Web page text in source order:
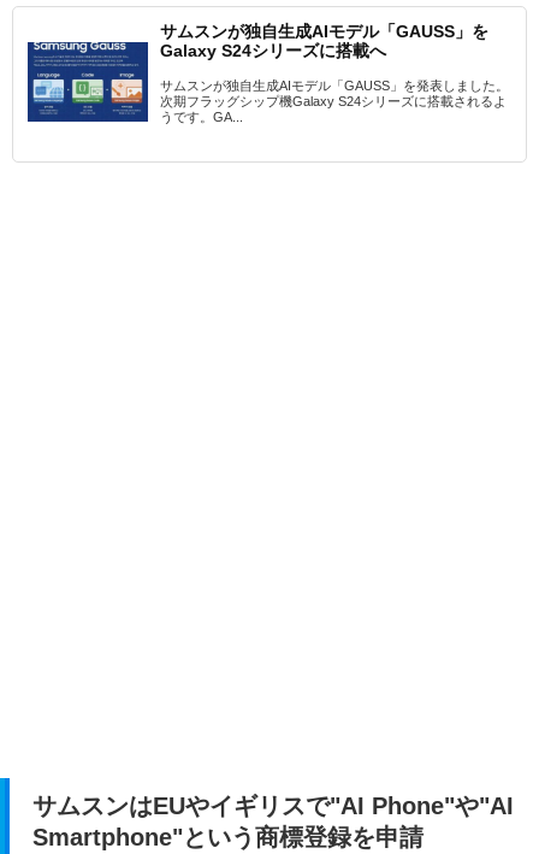
サムスンが独自生成AIモデル「GAUSS」を
Galaxy S24シリーズに搭載へ
サムスンが独自生成AIモデル「GAUSS」を発表しました。
次期フラッグシップ機Galaxy S24シリーズに搭載されるよ
うです。GA...
サムスンはEUやイギリスで"AI Phone"や"AI
Smartphone"という商標登録を申請